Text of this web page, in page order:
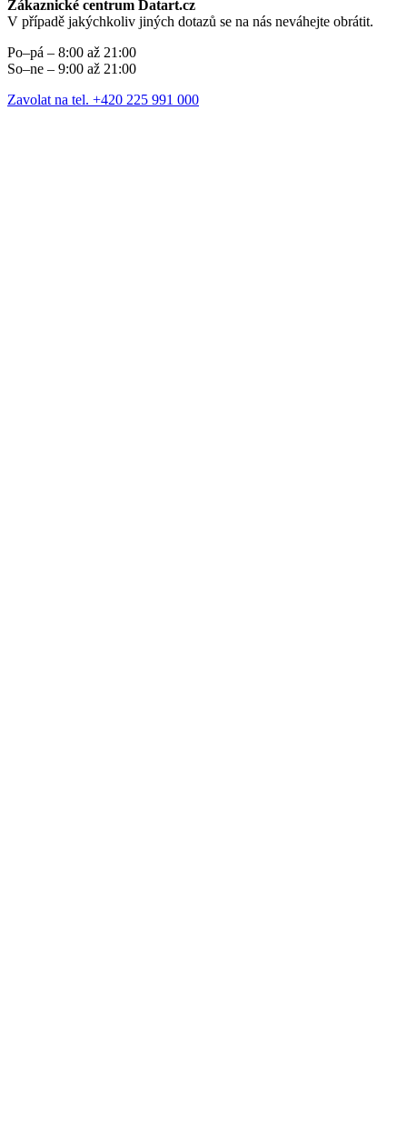
Zákaznické centrum Datart.cz
V případě jakýchkoliv jiných dotazů se na nás neváhejte obrátit.
Po–pá – 8:00 až 21:00
So–ne – 9:00 až 21:00
Zavolat na tel. +420 225 991 000